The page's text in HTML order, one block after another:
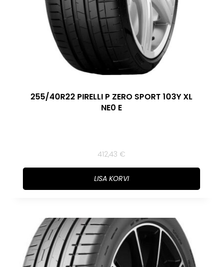
255/40R22 PIRELLI P ZERO SPORT 103Y XL
NE0 E
412,43 €
LISA KORVI